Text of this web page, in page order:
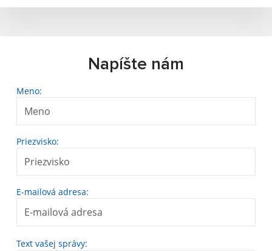
Napíšte nám
Meno:
Priezvisko:
E-mailová adresa:
Text vašej správy: